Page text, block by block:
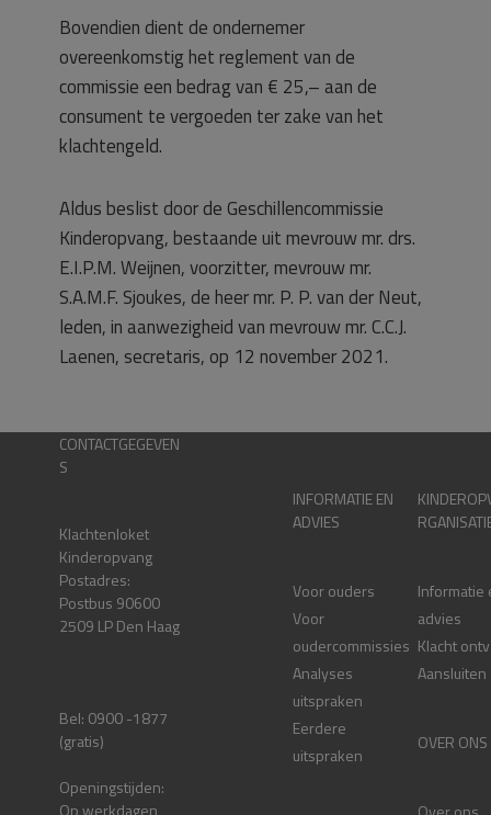
Bovendien dient de ondernemer
overeenkomstig het reglement van de
commissie een bedrag van € 25,– aan de
consument te vergoeden ter zake van het
klachtengeld.
Aldus beslist door de Geschillencommissie
Kinderopvang, bestaande uit mevrouw mr. drs.
E.I.P.M. Weijnen, voorzitter, mevrouw mr.
S.A.M.F. Sjoukes, de heer mr. P. P. van der Neut,
leden, in aanwezigheid van mevrouw mr. C.C.J.
Laenen, secretaris, op 12 november 2021.
CONTACTGEGEVEN
S
Klachtenloket
Kinderopvang
Postadres:
Postbus 90600
2509 LP Den Haag
Bel: 0900 -1877
(gratis)
Openingstijden:
Op werkdagen
INFORMATIE EN
ADVIES
Voor ouders
Voor
oudercommissies
Analyses
uitspraken
Eerdere
uitspraken
Informatie
advies
Klacht
Aansluiten
OVER ONS